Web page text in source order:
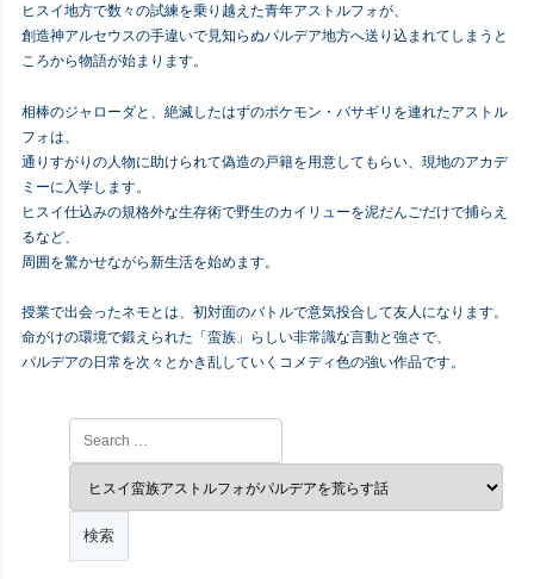
ヒスイ地方で数々の試練を乗り越えた青年アストルフォが、
創造神アルセウスの手違いで見知らぬパルデア地方へ送り込まれてしまうと
ころから物語が始まります。
相棒のジャローダと、絶滅したはずのポケモン・バサギリを連れたアストル
フォは、
通りすがりの人物に助けられて偽造の戸籍を用意してもらい、現地のアカデ
ミーに入学します。
ヒスイ仕込みの規格外な生存術で野生のカイリューを泥だんごだけで捕らえ
るなど、
周囲を驚かせながら新生活を始めます。
授業で出会ったネモとは、初対面のバトルで意気投合して友人になります。
命がけの環境で鍛えられた「蛮族」らしい非常識な言動と強さで、
パルデアの日常を次々とかき乱していくコメディ色の強い作品です。